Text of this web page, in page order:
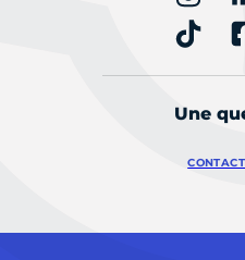
Une